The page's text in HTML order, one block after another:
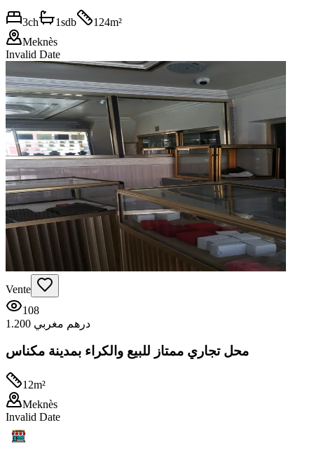
3ch 1sdb 124m²
Meknès
Invalid Date
Vente
108
1.200 درهم مغربي
محل تجاري ممتاز للبيع والكراء بمدينة مكناس
12m²
Meknès
Invalid Date